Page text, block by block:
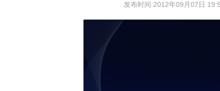
发布时间:2012年09月07日